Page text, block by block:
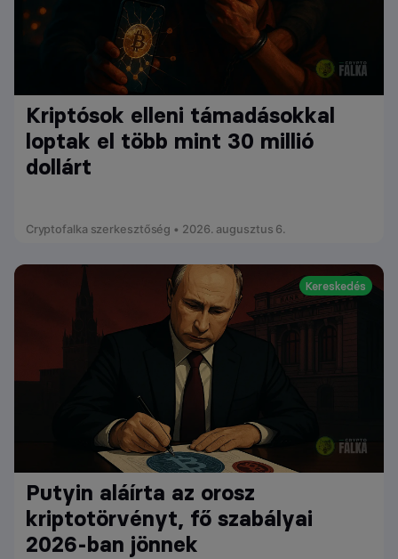
Kriptósok elleni támadásokkal
loptak el több mint 30 millió
dollárt
Cryptofalka szerkesztőség • 2026. augusztus 6.
Kereskedés
Putyin aláírta az orosz
kriptotörvényt, fő szabályai
2026-ban jönnek